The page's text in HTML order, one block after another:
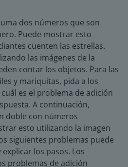
dos números que son
Puede mostrar esto
cuenten las estrellas.
las imágenes de la
contar los objetos. Para las
y mariquitas, pida a los
es el problema de adición
A continuación,
doble con números
esto utilizando la imagen
siguientes problemas puede
los pasos. Los
problemas de adición